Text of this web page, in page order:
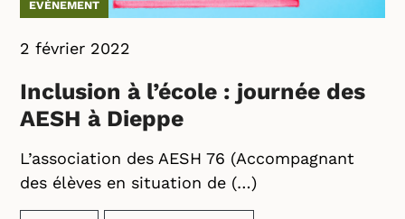
EVÉNEMENT
2 février 2022
Inclusion à l’école : journée des
AESH à Dieppe
L’association des AESH 76 (Accompagnant
des élèves en situation de (…)